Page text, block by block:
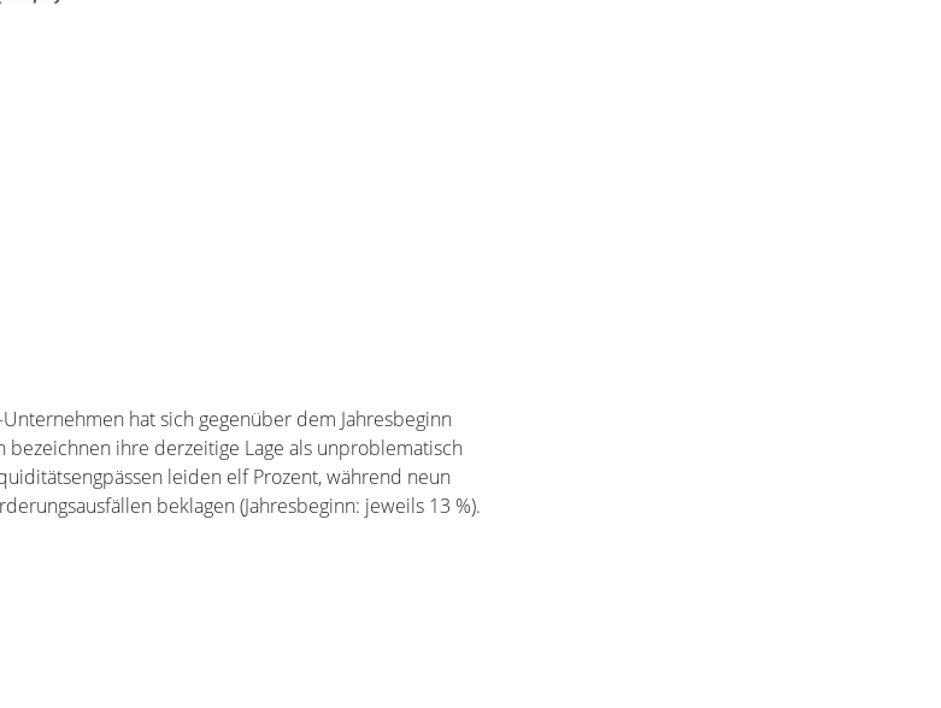
hat sich gegenüber dem Jahresbeginn
bezeichnen ihre derzeitige Lage als unproblematisch
leiden elf Prozent, während neun
beklagen (Jahresbeginn: jeweils 13 %).